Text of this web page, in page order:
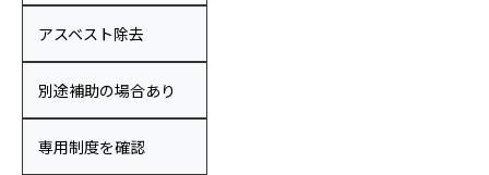
アスベスト除去
別途補助の場合あり
専用制度を確認